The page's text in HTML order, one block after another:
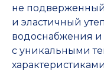
не
и эластичный
водоснабжения и
с уникальными